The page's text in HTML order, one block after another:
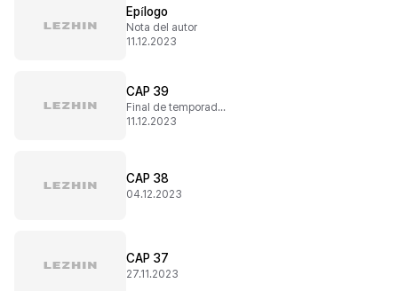
Epílogo
Nota del autor
11.12.2023
CAP 39
Final de temporada 1
11.12.2023
CAP 38
04.12.2023
CAP 37
27.11.2023